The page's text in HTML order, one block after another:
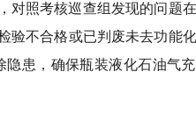
对照考核巡查组发现的问题
验不合格或已判废未去功能
患，确保瓶装液化石油气